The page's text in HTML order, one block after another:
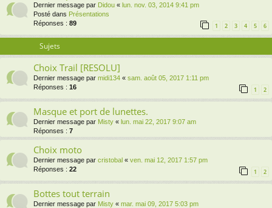
Dernier message par Didou « lun. nov. 03, 2014 9:41 pm
Posté dans Présentations
Réponses : 89 1 2 3 4 5 6
Sujets
Choix Trail [RESOLU]
Dernier message par midi134 « sam. août 05, 2017 1:11 pm
Réponses : 16 1 2
Masque et port de lunettes.
Dernier message par Misty « lun. mai 22, 2017 9:07 am
Réponses : 7
Choix moto
Dernier message par cristobal « ven. mai 12, 2017 1:57 pm
Réponses : 22 1 2
Bottes tout terrain
Dernier message par Misty « mar. mai 09, 2017 5:03 pm